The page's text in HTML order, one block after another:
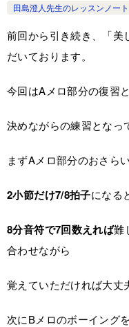
田島澄人先生のレッスンノート
前回から引き続き、「美
だいております。
今回はAメロ部分の復習
決めながらの練習となっ
まずAメロ部分のおさら
2小節だけ7/8拍子になる
8分音符で7回数えれば難
合わせながら
覚えていただければ大丈
次にBメロのボーイング